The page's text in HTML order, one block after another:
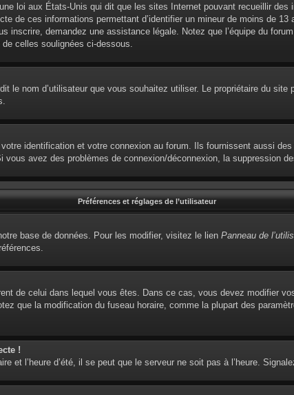
loi aux États-Unis qui dit que les sites Internet pouvant recueillir
de ces informations permettant d’identifier un mineur de moins de
demandez une assistance légale. Notez que l’équipe du
celles soulignées ci-dessous.
le nom d’utilisateur que vous souhaitez utiliser. Le propriétaire du
identification et votre connexion au forum. Ils fournissent aussi
avez des problèmes de connexion/déconnexion, la suppression
Préférences et réglages de l’utilisateur
base de données. Pour les modifier, visitez le lien Panneau de
de celui dans lequel vous êtes. Dans ce cas, vous devez modifier
que la modification du fuseau horaire, comme la plupart des
!
et l’heure d’été, il se peut que le serveur ne soit pas à l’heure.